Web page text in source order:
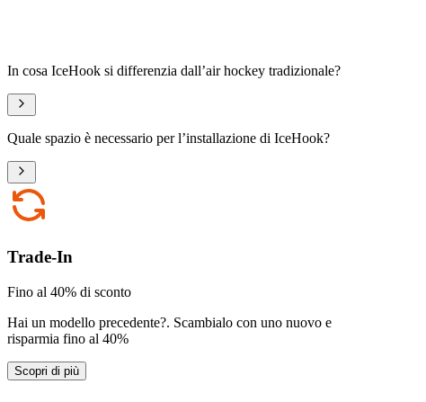
In cosa IceHook si differenzia dall’air hockey tradizionale?
Quale spazio è necessario per l’installazione di IceHook?
Trade-In
Fino al 40% di sconto
Hai un modello precedente?. Scambialo con uno nuovo e
risparmia fino al 40%
Scopri di più